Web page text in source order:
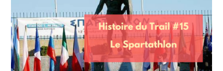
Les conseils de Oufff
Nous soutenir
Contact